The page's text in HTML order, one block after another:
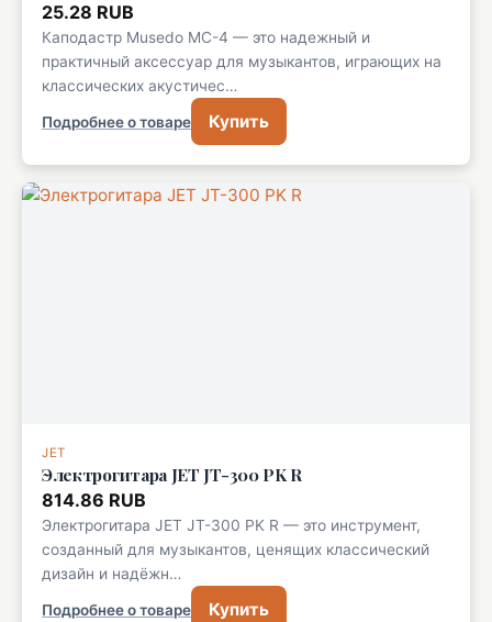
25.28 RUB
Каподастр Musedo MC-4 — это надежный и
практичный аксессуар для музыкантов, играющих на
классических акустичес…
Подробнее о товаре Купить
JET
Электрогитара JET JT-300 PK R
814.86 RUB
Электрогитара JET JT-300 PK R — это инструмент,
созданный для музыкантов, ценящих классический
дизайн и надёжн…
Подробнее о товаре Купить